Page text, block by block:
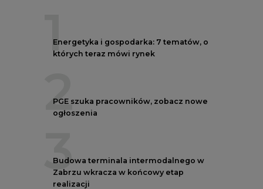
1
Energetyka i gospodarka: 7 tematów, o
których teraz mówi rynek
2
PGE szuka pracowników, zobacz nowe
ogłoszenia
3
Budowa terminala intermodalnego w
Zabrzu wkracza w końcowy etap
realizacji